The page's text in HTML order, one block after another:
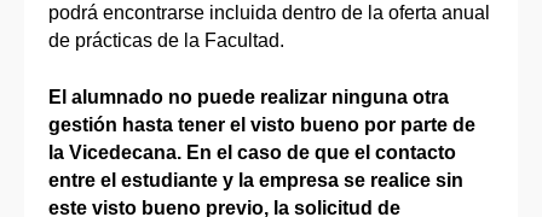
podrá encontrarse incluida dentro de la oferta anual
de prácticas de la Facultad.
El alumnado no puede realizar ninguna otra
gestión hasta tener el visto bueno por parte de
la Vicedecana. En el caso de que el contacto
entre el estudiante y la empresa se realice sin
este visto bueno previo, la solicitud de